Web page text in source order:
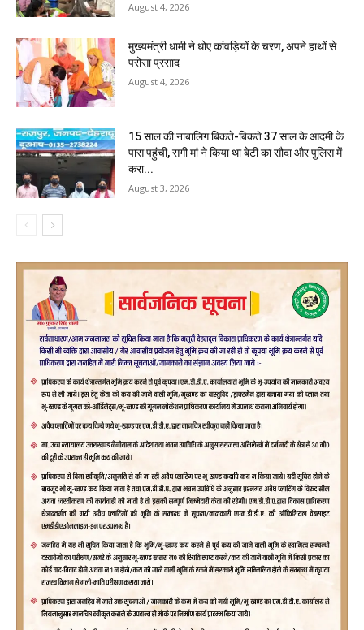
August 4, 2026
मुख्यमंत्री धामी ने धोए कांवड़ियों के चरण, अपने हाथों से
परोसा प्रसाद
August 4, 2026
15 साल की नाबालिग बिकते-बिकते 37 साल के आदमी के
पास पहुंची, सगी मां ने किया था बेटी का सौदा और पुलिस में
करा...
August 3, 2026